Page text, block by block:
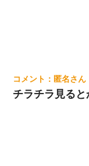
匿名
チラチラ見る